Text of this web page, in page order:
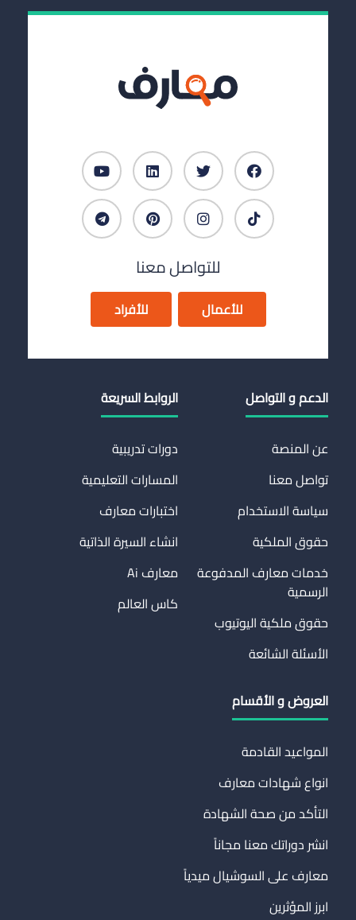
للتواصل معنا
للأعمال للأفراد
الدعم و التواصل
عن المنصة
تواصل معنا
سياسة الاستخدام
حقوق الملكية
خدمات معارف المدفوعة
الرسمية
حقوق ملكية اليوتيوب
الأسئلة الشائعة
الروابط السريعة
دورات تدريبية
المسارات التعليمية
اختبارات معارف
انشاء السيرة الذاتية
معارف Ai
كاس العالم
العروض و الأقسام
المواعيد القادمة
انواع شهادات معارف
التأكد من صحة الشهادة
انشر دوراتك معنا مجاناً
معارف على السوشيال ميدياً
ابرز المؤثرين